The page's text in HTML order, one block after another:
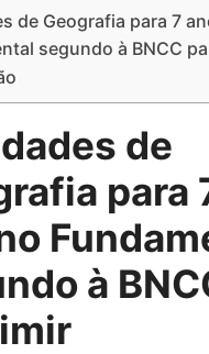
de Geografia para 7
segundo à BNCC
de
para
à